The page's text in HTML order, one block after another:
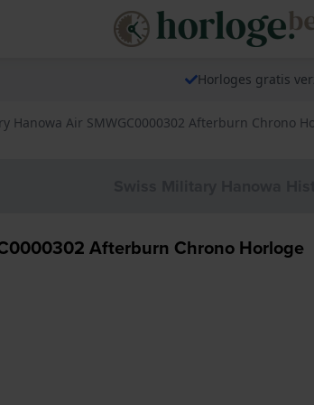
Horloges gratis
Hanowa Air SMWGC0000302 Afterburn Chrono
Afterburn Chrono Horloge